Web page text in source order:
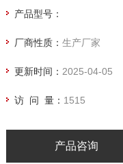
产品型号：
厂商性质： 生产厂家
更新时间： 2025-04-05
访 问 量： 1515
产品咨询